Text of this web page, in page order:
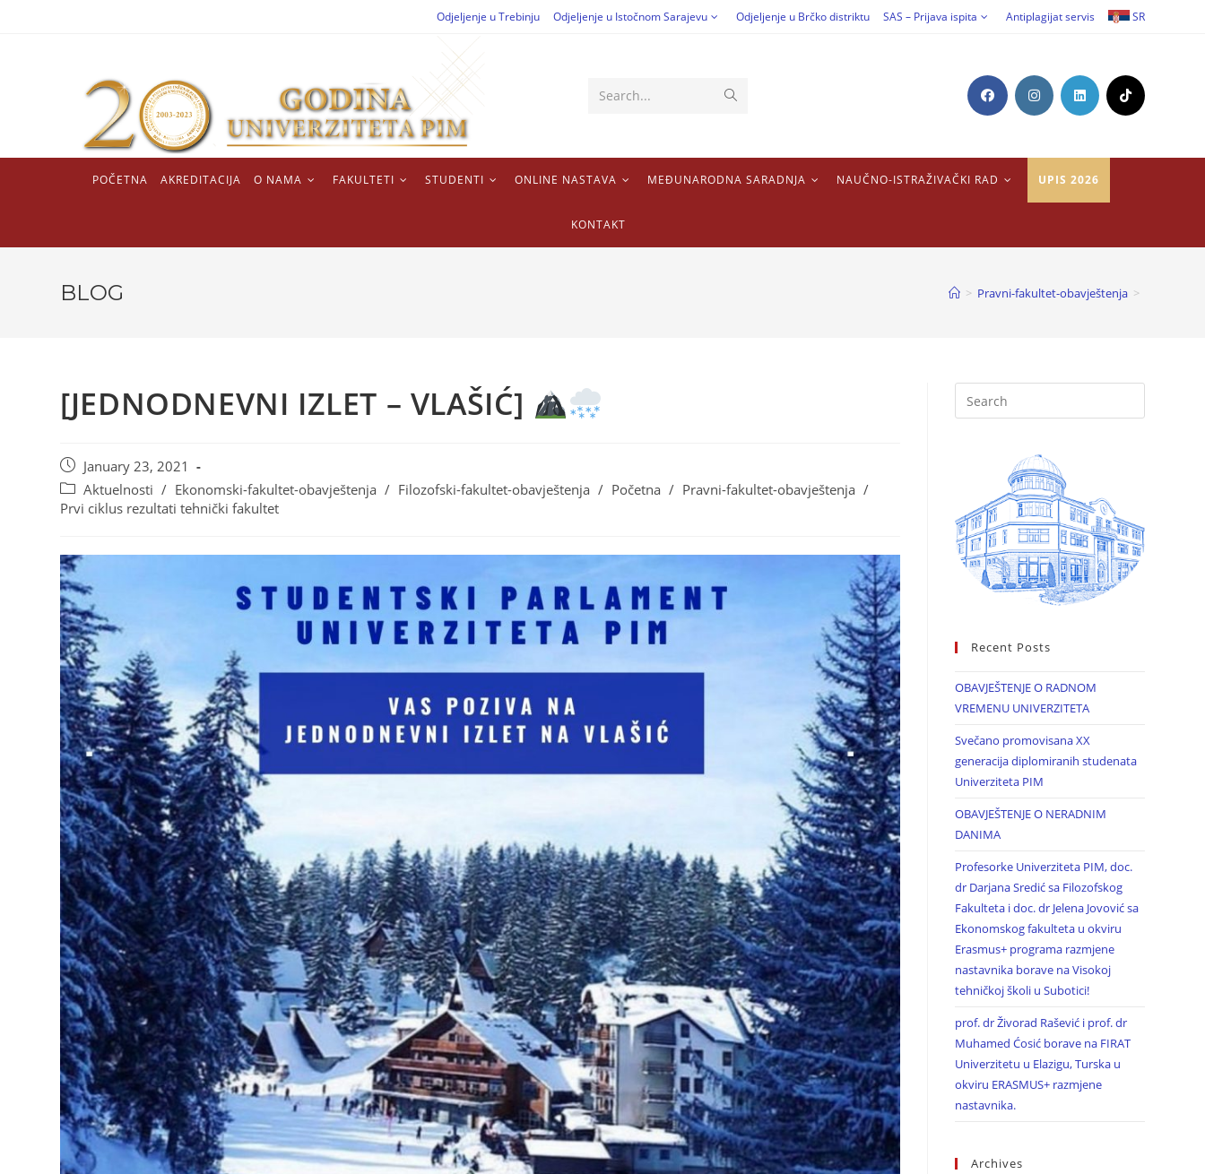
Odjeljenje u Trebinju Odjeljenje u Istočnom Sarajevu Odjeljenje u Brčko distriktu SAS – Prijava ispita Antiplagijat servis SR
Search...
POČETNA AKREDITACIJA O NAMA FAKULTETI STUDENTI ONLINE NASTAVA MEĐUNARODNA SARADNJA NAUČNO-ISTRAŽIVAČKI RAD UPIS 2026
KONTAKT
BLOG > Pravni-fakultet-obavještenja >
[JEDNODNEVNI IZLET – VLAŠIĆ]
January 23, 2021
Aktuelnosti / Ekonomski-fakultet-obavještenja / Filozofski-fakultet-obavještenja / Početna / Pravni-fakultet-obavještenja /
Prvi ciklus rezultati tehnički fakultet
Recent Posts
OBAVJEŠTENJE O RADNOM
VREMENU UNIVERZITETA
Svečano promovisana XX
generacija diplomiranih studenata
Univerziteta PIM
OBAVJEŠTENJE O NERADNIM
DANIMA
Profesorke Univerziteta PIM, doc.
dr Darjana Sredić sa Filozofskog
Fakulteta i doc. dr Jelena Jovović sa
Ekonomskog fakulteta u okviru
Erasmus+ programa razmjene
nastavnika borave na Visokoj
tehničkoj školi u Subotici!
prof. dr Živorad Rašević i prof. dr
Muhamed Ćosić borave na FIRAT
Univerzitetu u Elazigu, Turska u
okviru ERASMUS+ razmjene
nastavnika.
Archives